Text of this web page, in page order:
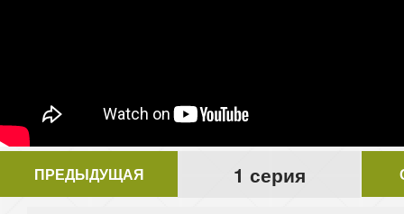
ПРЕДЫДУЩАЯ 1 серия